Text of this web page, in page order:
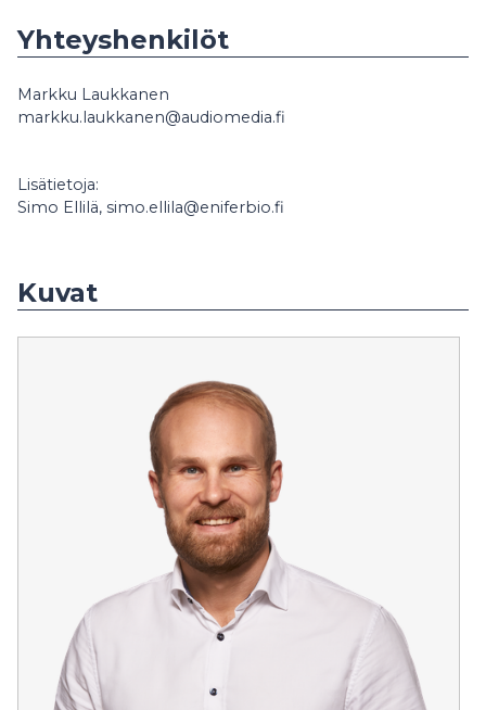
Yhteyshenkilöt
Markku Laukkanen
markku.laukkanen@audiomedia.fi
Lisätietoja:
Simo Ellilä, simo.ellila@eniferbio.fi
Kuvat